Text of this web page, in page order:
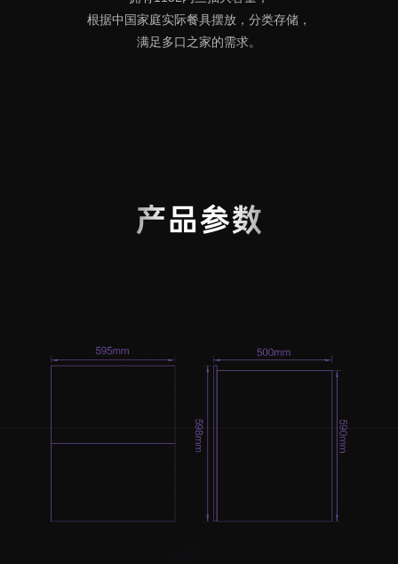
根据中国家庭实际餐具摆放，分类存储，
满足多口之家的需求。
产品参数